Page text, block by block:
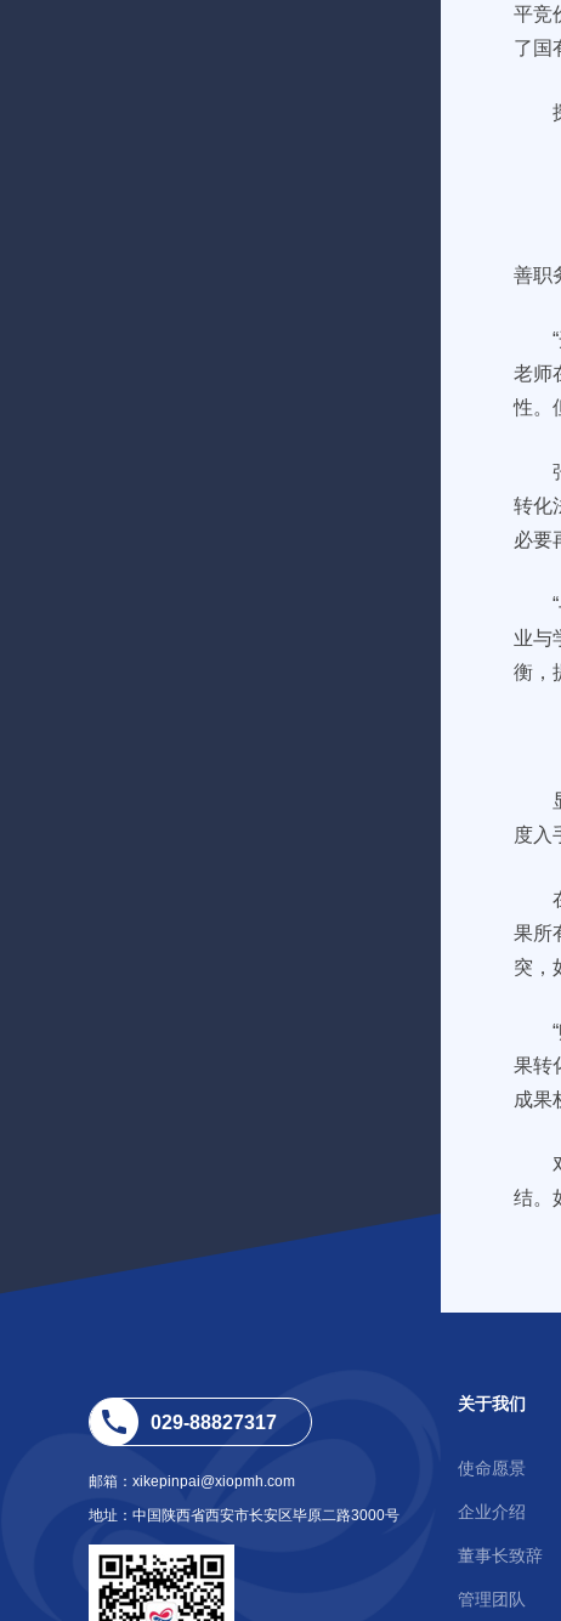
平竞
了国
善职
老师
性。
转化
必要
业与
衡，
度入
果所
突，
果转
成果
结。
029-88827317
邮箱：xikepinpai@xiopmh.com
地址：中国陕西省西安市长安区毕原二路3000号
关于我们
使命愿景
企业介绍
董事长致辞
管理团队